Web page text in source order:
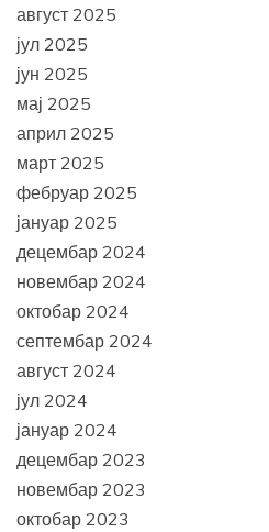
август 2025
јул 2025
јун 2025
мај 2025
април 2025
март 2025
фебруар 2025
јануар 2025
децембар 2024
новембар 2024
октобар 2024
септембар 2024
август 2024
јул 2024
јануар 2024
децембар 2023
новембар 2023
октобар 2023